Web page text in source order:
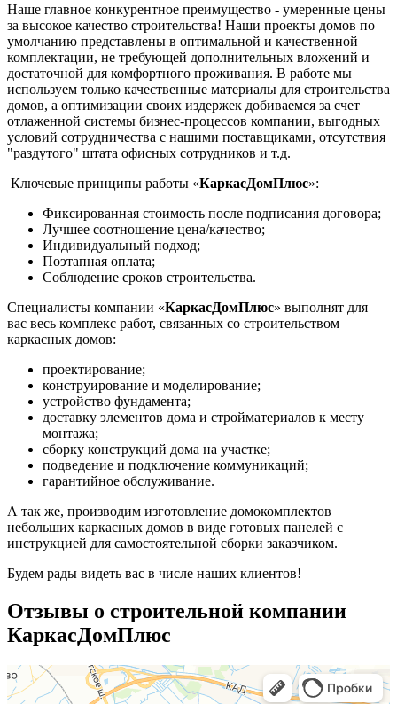
Наше главное конкурентное преимущество - умеренные цены
за высокое качество строительства! Наши проекты домов по
умолчанию представлены в оптимальной и качественной
комплектации, не требующей дополнительных вложений и
достаточной для комфортного проживания. В работе мы
используем только качественные материалы для строительства
домов, а оптимизации своих издержек добиваемся за счет
отлаженной системы бизнес-процессов компании, выгодных
условий сотрудничества с нашими поставщиками, отсутствия
"раздутого" штата офисных сотрудников и т.д.
Ключевые принципы работы «КаркасДомПлюс»:
Фиксированная стоимость после подписания договора;
Лучшее соотношение цена/качество;
Индивидуальный подход;
Поэтапная оплата;
Соблюдение сроков строительства.
Специалисты компании «КаркасДомПлюс» выполнят для
вас весь комплекс работ, связанных со строительством
каркасных домов:
проектирование;
конструирование и моделирование;
устройство фундамента;
доставку элементов дома и стройматериалов к месту
монтажа;
сборку конструкций дома на участке;
подведение и подключение коммуникаций;
гарантийное обслуживание.
А так же, производим изготовление домокомплектов
небольших каркасных домов в виде готовых панелей с
инструкцией для самостоятельной сборки заказчиком.
Будем рады видеть вас в числе наших клиентов!
Отзывы о строительной компании
КаркасДомПлюс